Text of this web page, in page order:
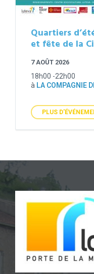
Quartiers
et fête de la
7 AOÛT 2026
18h00 -22h00
à LA COMPAGNIE
PLUS